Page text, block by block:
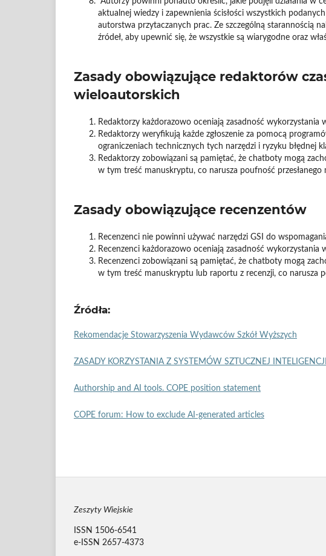
aktualnej wiedzy i zapewnienia ścisłości wszystkich
autorstwa przytaczanych prac. Ze szczególną starannością
źródeł, aby upewnić się, że wszystkie są wiarygodne oraz
Zasady obowiązujące redaktorów
wieloautorskich
Redaktorzy każdorazowo oceniają zasadność wykorzystania
Redaktorzy weryfikują każde zgłoszenie za pomocą
ograniczeniach technicznych tych narzędzi i ryzyku błędnej
Redaktorzy zobowiązani są pamiętać, że chatboty mogą
w tym treść manuskryptu, co narusza poufność przesłanego
Zasady obowiązujące recenzentów
Recenzenci nie powinni używać narzędzi GSI do
Recenzenci każdorazowo oceniają zasadność wykorzystania
Recenzenci zobowiązani są pamiętać, że chatboty mogą
w tym treść manuskryptu lub raportu z recenzji, co narusza
Źródła:
Rekomendacje Stowarzyszenia Wydawców Szkół Wyższych
ZASADY KORZYSTANIA Z SYSTEMÓW SZTUCZNEJ
Authorship and AI tools. COPE position statement
COPE forum: How to exclude AI-generated articles
Zeszyty Wiejskie
ISSN 1506-6541
e-ISSN 2657-4373